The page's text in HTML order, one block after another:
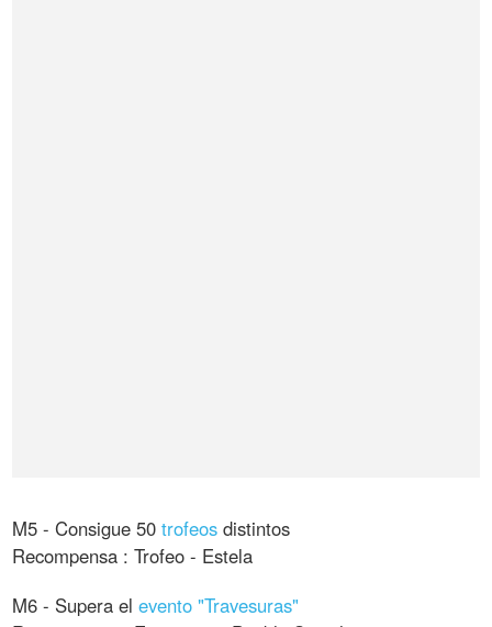
M5 - Consigue 50trofeos distintos
Recompensa : Trofeo - Estela
M6 - Supera elevento "Travesuras"